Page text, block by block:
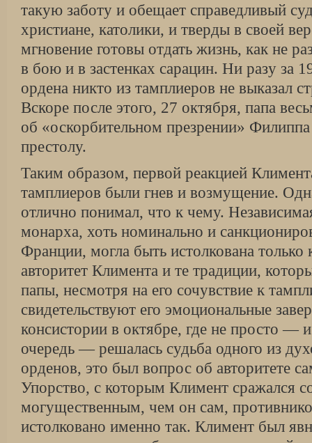
такую заботу и обещает справедливый
христиане, католики, и тверды в своей
мгновение готовы отдать жизнь, как не
в бою и в застенках сарацин. Ни разу за
ордена никто из тамплиеров не выказал
Вскоре после этого, 27 октября, папа
об «оскорбительном презрении»
престолу.
Таким образом, первой реакцией
тамплиеров были гнев и возмущение.
отлично понимал, что к чему.
монарха, хоть номинально и
Франции, могла быть истолкована только
авторитет Климента и те традиции,
папы, несмотря на его сочувствие к
свидетельствуют его эмоциональные
консистории в октябре, где не просто —
очередь — решалась судьба одного из
орденов, это был вопрос об авторитете
Упорство, с которым Климент сражался
могущественным, чем он сам,
истолковано именно так. Климент был